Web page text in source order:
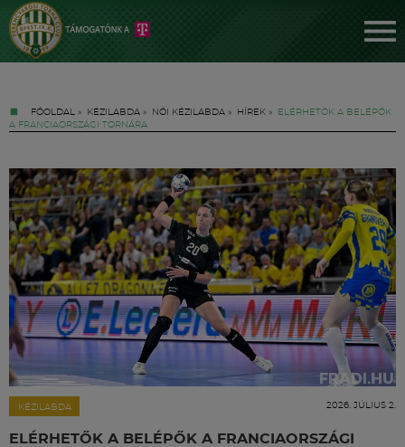
FŐOLDAL » KÉZILABDA » NŐI KÉZILABDA » HÍREK »
ELÉRHETŐK A BELÉPŐK
A FRANCIAORSZÁGI TORNÁRA
KÉZILABDA 2026. JÚLIUS 2.
ELÉRHETŐK A BELÉPŐK A FRANCIAORSZÁGI
Jegyek
FM YouTube +
Hírek
Labdarúgás